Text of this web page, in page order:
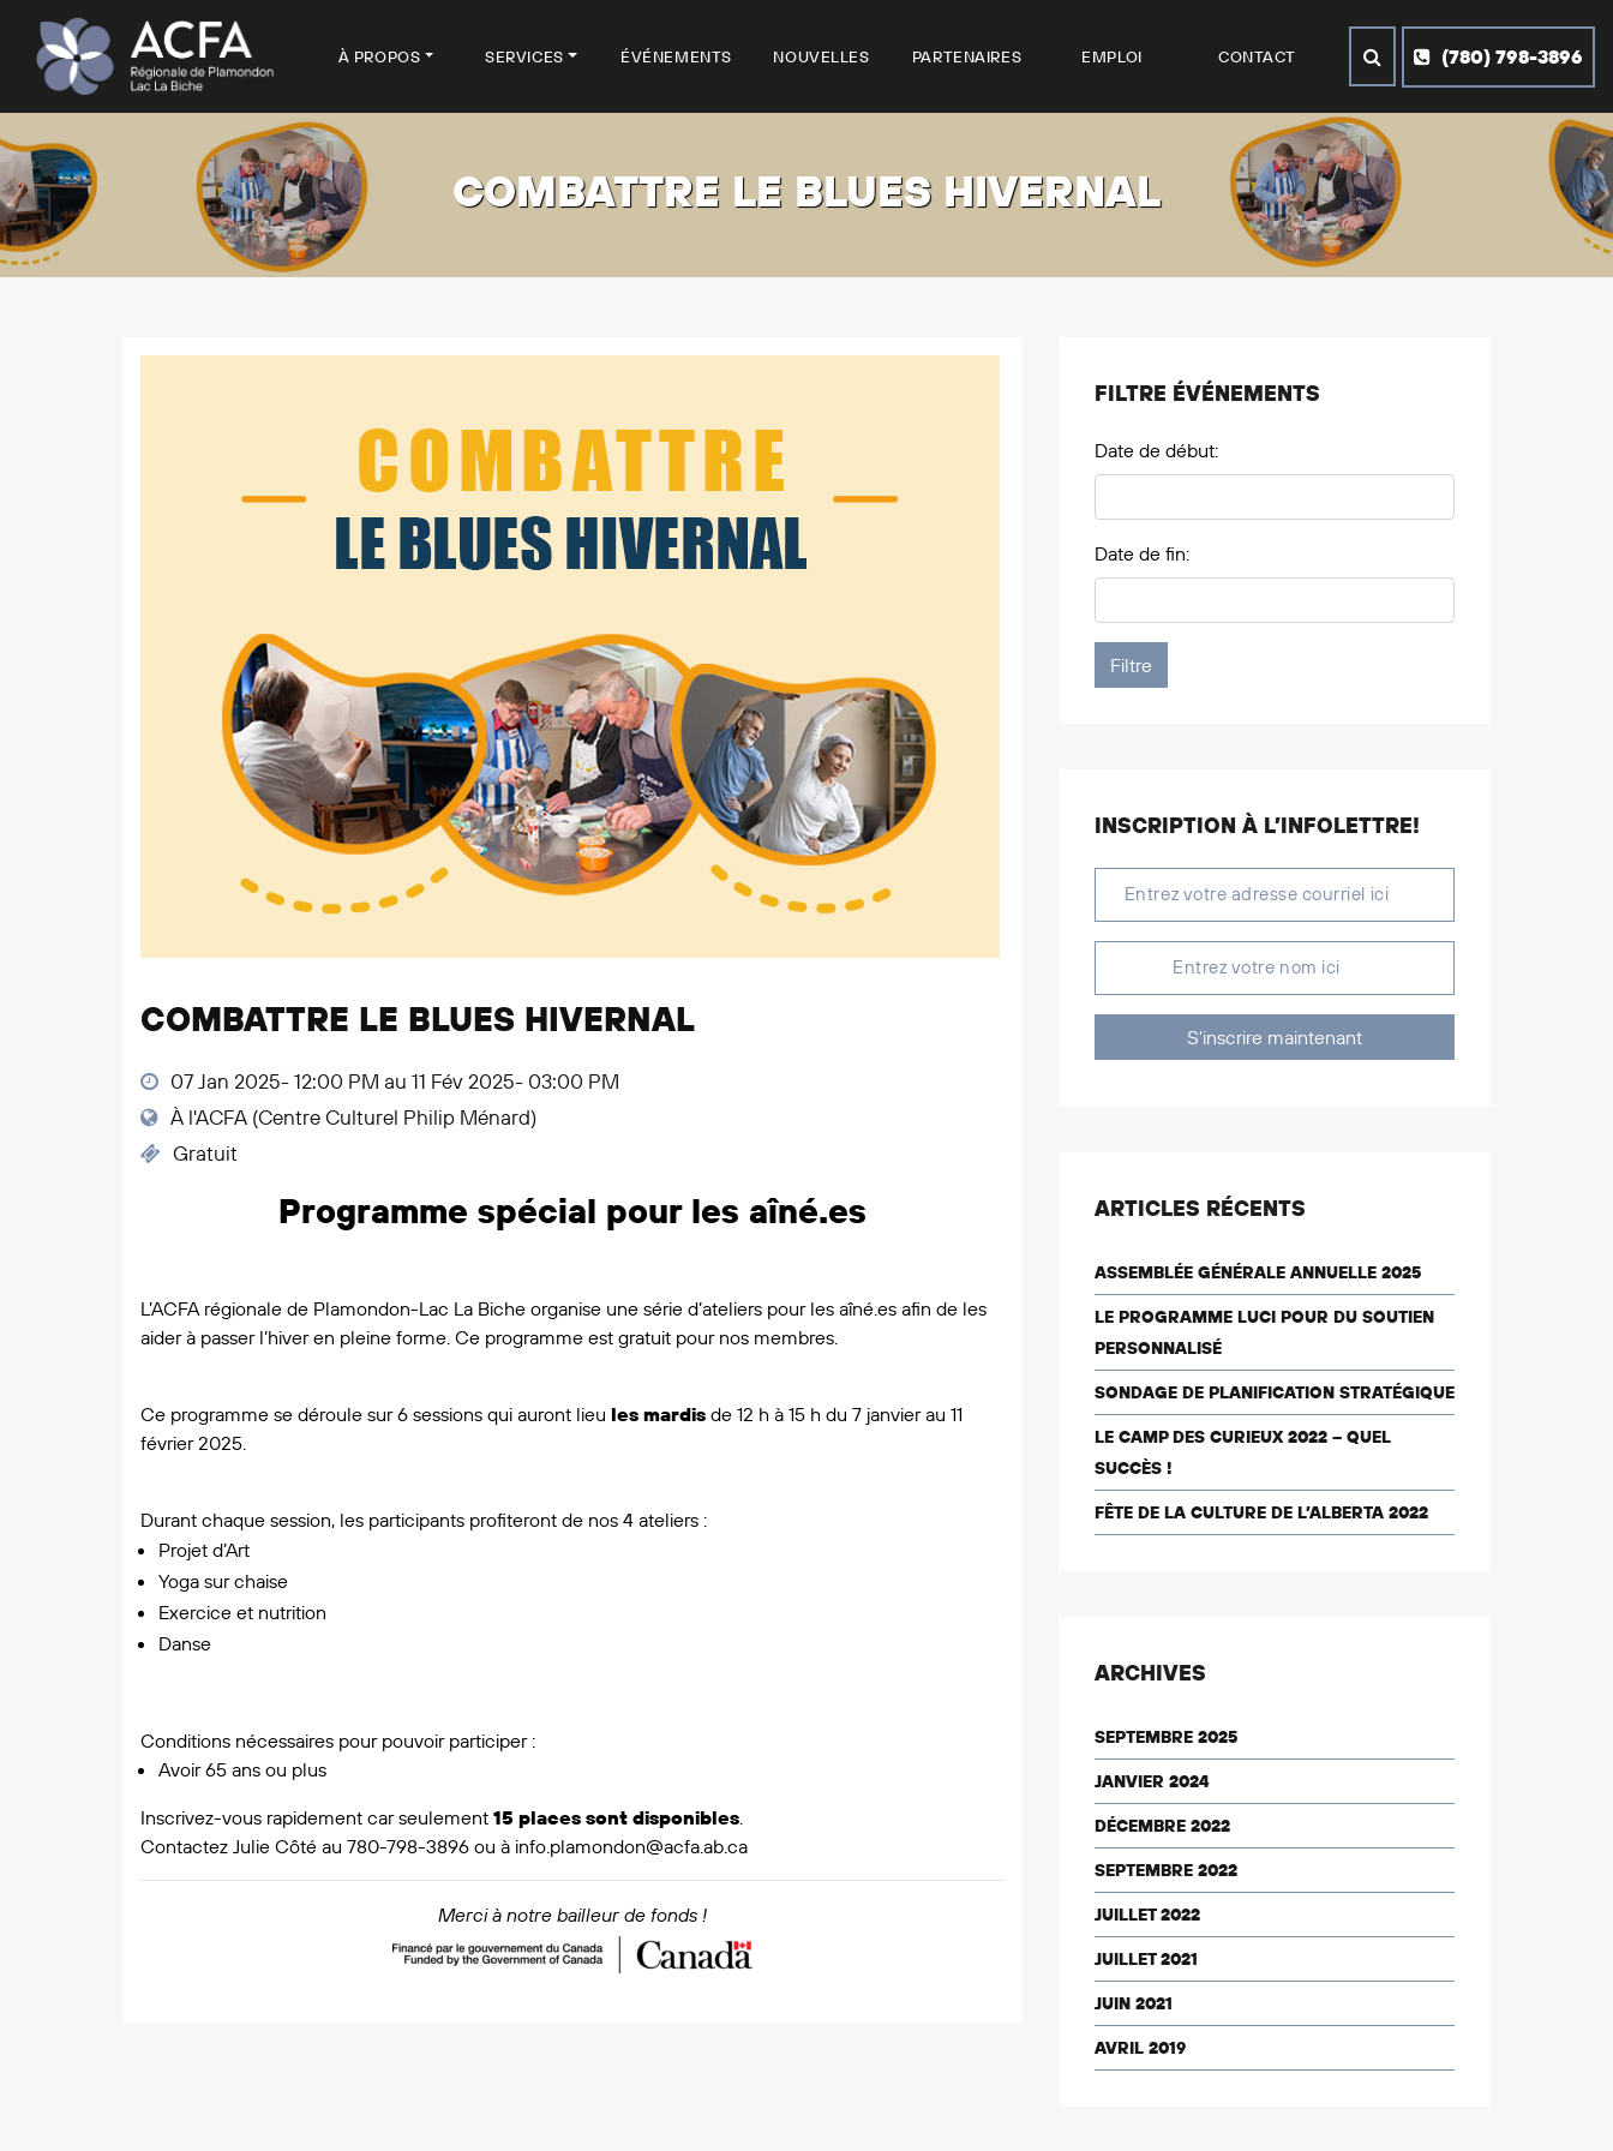
À PROPOS SERVICES ÉVÉNEMENTS NOUVELLES PARTENAIRES EMPLOI CONTACT (780) 798-3896
COMBATTRE LE BLUES HIVERNAL
COMBATTRE LE BLUES HIVERNAL
07 Jan 2025- 12:00 PM au 11 Fév 2025- 03:00 PM
À l'ACFA (Centre Culturel Philip Ménard)
Gratuit
Programme spécial pour les aîné.es
L’ACFA régionale de Plamondon-Lac La Biche organise une série d’ateliers pour les aîné.es afin de les
aider à passer l’hiver en pleine forme. Ce programme est gratuit pour nos membres.
Ce programme se déroule sur 6 sessions qui auront lieu les mardis de 12 h à 15 h du 7 janvier au 11
février 2025.
Durant chaque session, les participants profiteront de nos 4 ateliers :
Projet d’Art
Yoga sur chaise
Exercice et nutrition
Danse
Conditions nécessaires pour pouvoir participer :
Avoir 65 ans ou plus
Inscrivez-vous rapidement car seulement 15 places sont disponibles
Contactez Julie Côté au 780-798-3896 ou à info.plamondon@acfa.ab.ca
Merci à notre bailleur de fonds !
FILTRE ÉVÉNEMENTS
Date de début:
Date de fin:
INSCRIPTION À L’INFOLETTRE!
S'inscrire maintenant
ARTICLES RÉCENTS
ASSEMBLÉE GÉNÉRALE ANNUELLE 2025
LE PROGRAMME LUCI POUR DU SOUTIEN
PERSONNALISÉ
SONDAGE DE PLANIFICATION STRATÉGIQUE
LE CAMP DES CURIEUX 2022 – QUEL
SUCCÈS !
FÊTE DE LA CULTURE DE L’ALBERTA 2022
ARCHIVES
SEPTEMBRE 2025
JANVIER 2024
DÉCEMBRE 2022
SEPTEMBRE 2022
JUILLET 2022
JUILLET 2021
JUIN 2021
AVRIL 2019